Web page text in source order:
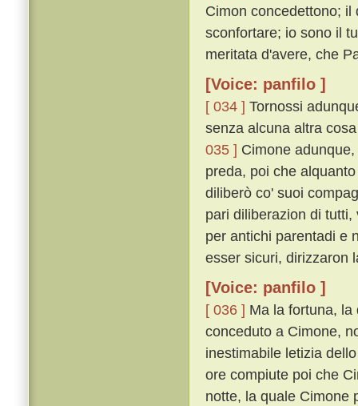
Cimon concedettono; il
sconfortare; io sono il
meritata d'avere, che
[Voice: panfilo ]
[ 034 ] Tornossi
senza alcuna altra
035 ] Cimone
preda, poi che
diliberò co' suoi
pari diliberazion di
per antichi parentadi e
esser sicuri, dirizzaron
[Voice: panfilo ]
[ 036 ] Ma la fortuna,
conceduto a Cimone,
inestimabile letizia
ore compiute poi che
notte, la quale Cimone